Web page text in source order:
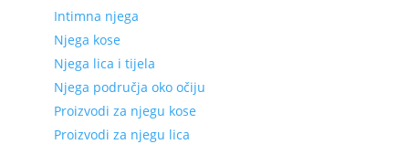
Intimna njega
Njega kose
Njega lica i tijela
Njega područja oko očiju
Proizvodi za njegu kose
Proizvodi za njegu lica